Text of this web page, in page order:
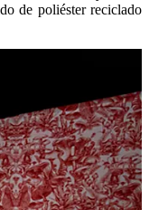
de poliéster reciclado